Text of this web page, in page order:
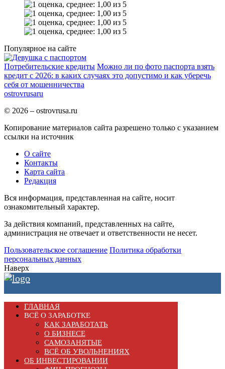
Популярное на сайте
Потребительские кредиты Можно ли по фото паспорта взять
кредит c 2026: в каких случаях это допустимо и как уберечь
себя от мошенничества
ostrovrusaru
© 2026 – ostrovrusa.ru
Копирование материалов сайта разрешено только с указанием
ссылки на источник
О сайте
Контакты
Карта сайта
Редакция
Вся информация, представленная на сайте, носит
ознакомительный характер.
За действия компаний, представленных на сайте,
администрация не отвечает и ответственности не несет.
Пользовательское соглашение Политика обработки
персональных данных
Наверх
ГЛАВНАЯ
ВСЁ О ЗАРАБОТКЕ
КАК ЗАРАБОТАТЬ
О БИЗНЕСЕ
САМОЗАНЯТЫЕ
ВСЁ ОБ УВОЛЬНЕНИЯХ
ОБ ИНВЕСТИРОВАНИИ